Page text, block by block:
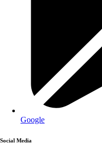
Google
Social Media